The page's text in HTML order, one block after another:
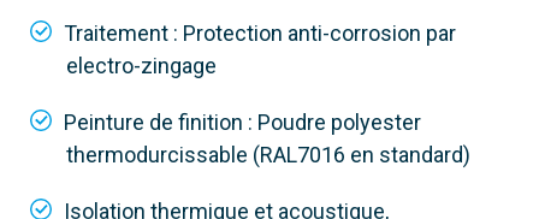
Traitement : Protection anti-corrosion par
electro-zingage
Peinture de finition : Poudre polyester
thermodurcissable (RAL7016 en standard)
Isolation thermique et acoustique,